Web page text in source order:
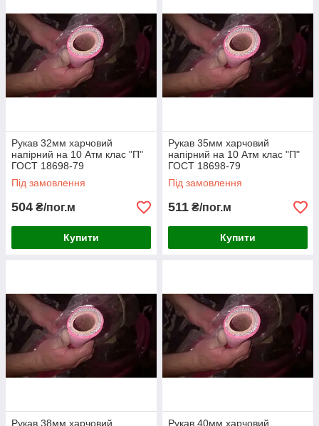
Рукав 32мм харчовий
напірний на 10 Атм клас "П"
ГОСТ 18698-79
Під замовлення
504 ₴/пог.м
Купити
Рукав 35мм харчовий
напірний на 10 Атм клас "П"
ГОСТ 18698-79
Під замовлення
511 ₴/пог.м
Купити
Рукав 38мм харчовий Рукав 40мм харчовий